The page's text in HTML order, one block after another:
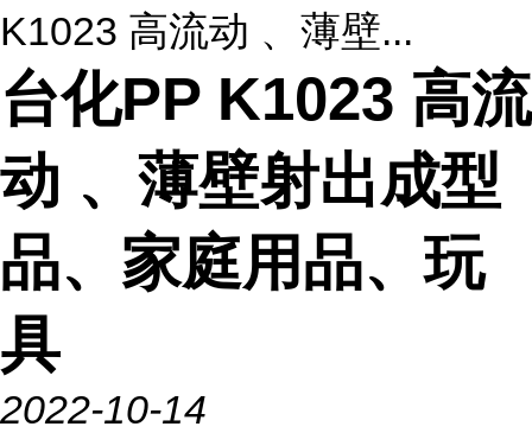
K1023 高流动 、薄壁...
台化PP K1023 高流
动 、薄壁射出成型
品、家庭用品、玩
具
2022-10-14